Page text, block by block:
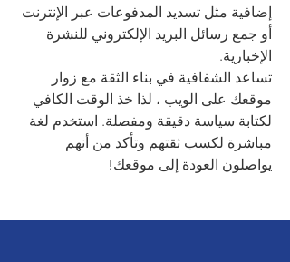
إضافية مثل تسديد المدفوعات عبر الإنترنت
أو جمع رسائل البريد الإلكتروني للنشرة
الإخبارية.
تساعد الشفافية في بناء الثقة مع زوار
موقعك على الويب ، لذا خذ الوقت الكافي
لكتابة سياسة دقيقة ومفصلة. استخدم لغة
مباشرة لكسب ثقتهم وتأكد من أنهم
يواصلون العودة إلى موقعك!